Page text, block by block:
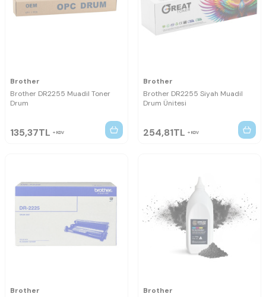
Brother
Brother DR2255 Muadil Toner
Drum
135,37TL KDV
Brother
Brother DR2255 Siyah Muadil
Drum Ünitesi
254,81TL KDV
Brother
Brother